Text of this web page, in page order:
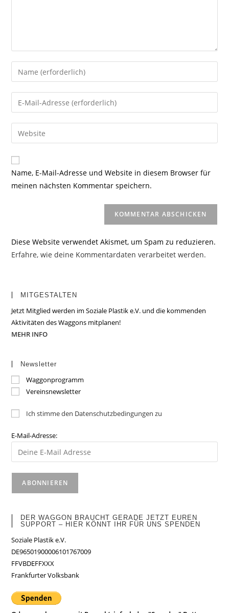
Gib
deinen
Namen
oder
zum
Kommentieren
ein
Gib
deine
E-
Mail-
zum
Kommentieren
ein
Gib
deine
Website-
URL
Name, E-Mail-Adresse und Website in diesem Browser für
meinen nächsten Kommentar speichern.
Diese Website verwendet Akismet, um Spam zu reduzieren.
Erfahre, wie deine Kommentardaten verarbeitet werden.
MITGESTALTEN
Jetzt Mitglied werden im Soziale Plastik e.V. und die kommenden
Aktivitäten des Waggons mitplanen!
MEHR INFO
Newsletter
Waggonprogramm
Vereinsnewsletter
Ich stimme den Datenschutzbedingungen zu
E-Mail-Adresse:
DER WAGGON BRAUCHT GERADE JETZT EUREN
SUPPORT – HIER KÖNNT IHR FÜR UNS SPENDEN
Soziale Plastik e.V.
DE96501900006101767009
FFVBDEFFXXX
Frankfurter Volksbank